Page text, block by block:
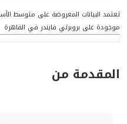
تعتمد البيانات المعروضة على متوسط
موجودة على بروبرتي فايندر في القاهرة
المقدمة من